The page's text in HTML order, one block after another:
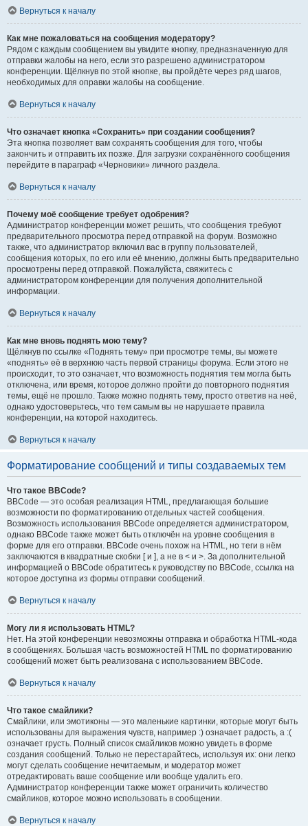
Вернуться к началу
Как мне пожаловаться на сообщения модератору?
Рядом с каждым сообщением вы увидите кнопку, предназначенную для
отправки жалобы на него, если это разрешено администратором
конференции. Щёлкнув по этой кнопке, вы пройдёте через ряд шагов,
необходимых для оправки жалобы на сообщение.
Вернуться к началу
Что означает кнопка «Сохранить» при создании сообщения?
Эта кнопка позволяет вам сохранять сообщения для того, чтобы
закончить и отправить их позже. Для загрузки сохранённого сообщения
перейдите в параграф «Черновики» личного раздела.
Вернуться к началу
Почему моё сообщение требует одобрения?
Администратор конференции может решить, что сообщения требуют
предварительного просмотра перед отправкой на форум. Возможно
также, что администратор включил вас в группу пользователей,
сообщения которых, по его или её мнению, должны быть предварительно
просмотрены перед отправкой. Пожалуйста, свяжитесь с
администратором конференции для получения дополнительной
информации.
Вернуться к началу
Как мне вновь поднять мою тему?
Щёлкнув по ссылке «Поднять тему» при просмотре темы, вы можете
«поднять» её в верхнюю часть первой страницы форума. Если этого не
происходит, то это означает, что возможность поднятия тем могла быть
отключена, или время, которое должно пройти до повторного поднятия
темы, ещё не прошло. Также можно поднять тему, просто ответив на неё,
однако удостоверьтесь, что тем самым вы не нарушаете правила
конференции, на которой находитесь.
Вернуться к началу
Форматирование сообщений и типы создаваемых тем
Что такое BBCode?
BBCode — это особая реализация HTML, предлагающая большие
возможности по форматированию отдельных частей сообщения.
Возможность использования BBCode определяется администратором,
однако BBCode также может быть отключён на уровне сообщения в
форме для его отправки. BBCode очень похож на HTML, но теги в нём
заключаются в квадратные скобки [ и ], а не в < и >. За дополнительной
информацией о BBCode обратитесь к руководству по BBCode, ссылка на
которое доступна из формы отправки сообщений.
Вернуться к началу
Могу ли я использовать HTML?
Нет. На этой конференции невозможны отправка и обработка HTML-кода
в сообщениях. Большая часть возможностей HTML по форматированию
сообщений может быть реализована с использованием BBCode.
Вернуться к началу
Что такое смайлики?
Смайлики, или эмотиконы — это маленькие картинки, которые могут быть
использованы для выражения чувств, например :) означает радость, а :(
означает грусть. Полный список смайликов можно увидеть в форме
создания сообщений. Только не перестарайтесь, используя их: они легко
могут сделать сообщение нечитаемым, и модератор может
отредактировать ваше сообщение или вообще удалить его.
Администратор конференции также может ограничить количество
смайликов, которое можно использовать в сообщении.
Вернуться к началу